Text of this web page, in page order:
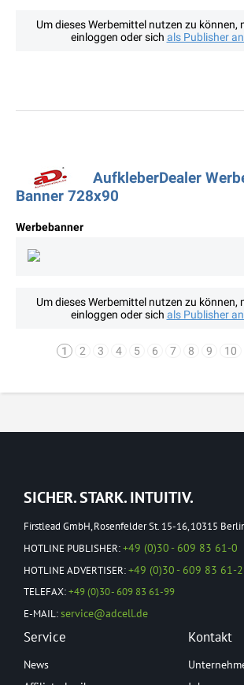
Um dieses Werbemittel nutzen zu können,
einloggen oder sich als Publisher
AufkleberDealer
Banner 728x90
Werbebanner
Um dieses Werbemittel nutzen zu können,
einloggen oder sich als Publisher
1 2 3 4 5 6 7 8 9 10
SICHER. STARK. INTUITIV.
Firstlead GmbH, Rosenfelder St. 15-16, 10315
HOTLINE PUBLISHER:+49 (0)30 - 609 83 61-0
HOTLINE ADVERTISER:+49 (0)30 - 609 83 61-
TELEFAX:+49 (0)30 - 609 83 61-99
E-MAIL:service@adcell.de
Service
News
Kontakt